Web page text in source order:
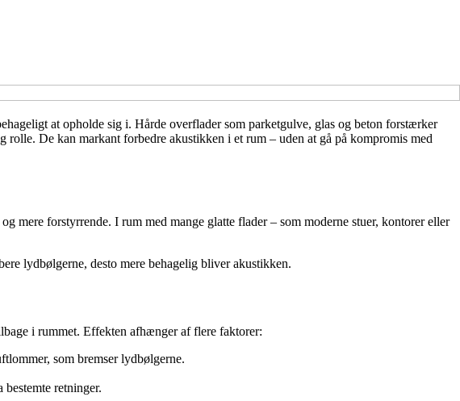
at opholde sig i. Hårde overflader som parketgulve, glas og beton forstærker
De kan markant forbedre akustikken i et rum – uden at gå på kompromis med
mere forstyrrende. I rum med mange glatte flader – som moderne stuer, kontorer eller
lydbølgerne, desto mere behagelig bliver akustikken.
i rummet. Effekten afhænger af flere faktorer:
som bremser lydbølgerne.
retninger.